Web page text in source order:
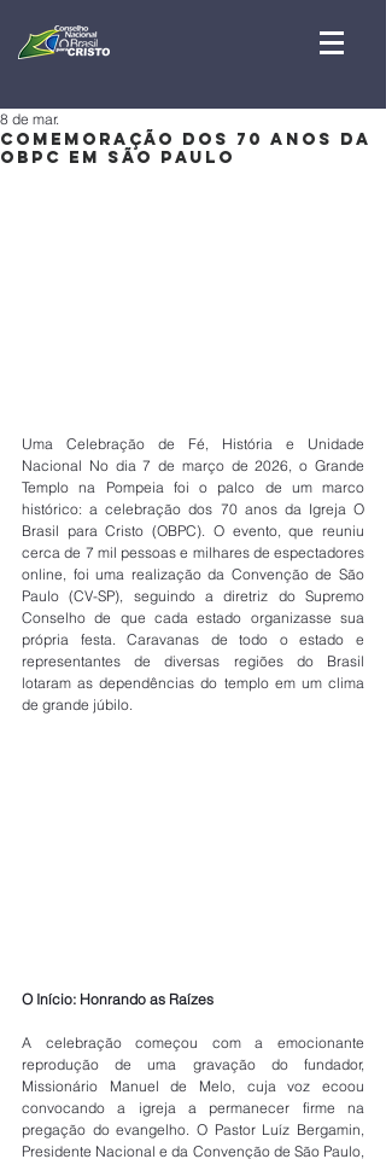
COMEMORAÇÃO DOS 70 ANOS DA
OBPC EM SÃO PAULO
8 de mar.
Uma Celebração de Fé, História e Unidade
Nacional No dia 7 de março de 2026, o Grande
Templo na Pompeia foi o palco de um marco
histórico: a celebração dos 70 anos da Igreja O
Brasil para Cristo (OBPC). O evento, que reuniu
cerca de 7 mil pessoas e milhares de espectadores
online, foi uma realização da Convenção de São
Paulo (CV-SP), seguindo a diretriz do Supremo
Conselho de que cada estado organizasse sua
própria festa. Caravanas de todo o estado e
representantes de diversas regiões do Brasil
lotaram as dependências do templo em um clima
de grande júbilo.
O Início: Honrando as Raízes
A celebração começou com a emocionante
reprodução de uma gravação do fundador,
Missionário Manuel de Melo, cuja voz ecoou
convocando a igreja a permanecer firme na
pregação do evangelho. O Pastor Luíz Bergamin,
Presidente Nacional e da Convenção de São Paulo,